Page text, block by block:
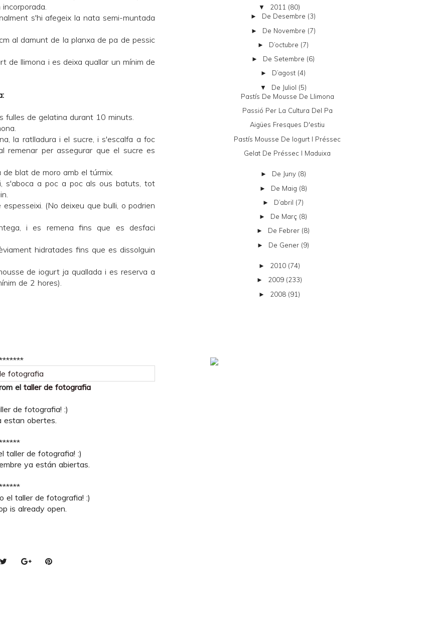
s'hi afegeix la nata semi-muntada
al damunt de la planxa de pa de pessic
de llimona i es deixa quallar un mínim de
fulles de gelatina durant 10 minuts.
la ratlladura i el sucre, i s'escalfa a foc
per assegurar que el sucre es
blat de moro amb el túrmix.
s'aboca a poc a poc als ous batuts, tot
(No deixeu que bulli, o podrien
i es remena fins que es desfaci
hidratades fins que es dissolguin
de iogurt ja quallada i es reserva a
de 2 hores).
el taller de fotografia
de fotografia! :)
estan obertes.
taller de fotografia! :)
ya están abiertas.
el taller de fotografia! :)
is already open.
▼ 2011 (80)
► De Desembre (3)
► De Novembre (7)
► D’octubre (7)
► De Setembre (6)
► D’agost (4)
▼ De Juliol (5)
Pastís De Mousse De Llimona
Passió Per La Cultura Del Pa
Aigües Fresques D'estiu
Pastís Mousse De Iogurt I Préssec
Gelat De Préssec I Maduixa
► De Juny (8)
► De Maig (8)
► D’abril (7)
► De Març (8)
► De Febrer (8)
► De Gener (9)
► 2010 (74)
► 2009 (233)
► 2008 (91)